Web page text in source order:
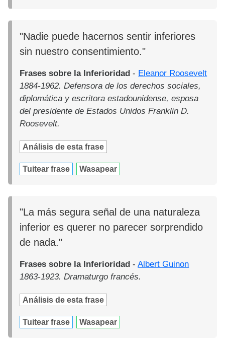
"Nadie puede hacernos sentir inferiores
sin nuestro consentimiento."
Frases sobre la Inferioridad - Eleanor Roosevelt
1884-1962. Defensora de los derechos sociales,
diplomática y escritora estadounidense, esposa
del presidente de Estados Unidos Franklin D.
Roosevelt.
Análisis de esta frase
Tuitear frase Wasapear
"La más segura señal de una naturaleza
inferior es querer no parecer sorprendido
de nada."
Frases sobre la Inferioridad -Albert Guinon
1863-1923. Dramaturgo francés.
Análisis de esta frase
Tuitear frase Wasapear